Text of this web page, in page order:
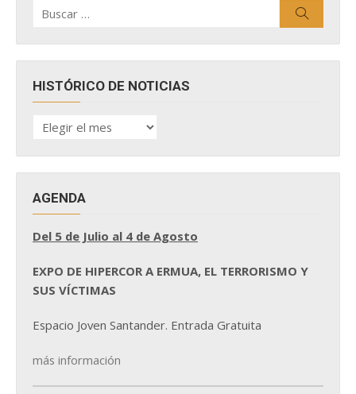
por:
HISTÓRICO DE NOTICIAS
HISTÓRICO
DE
AGENDA
Del 5 de Julio al 4 de Agosto
EXPO DE HIPERCOR A ERMUA, EL TERRORISMO Y
SUS VÍCTIMAS
Espacio Joven Santander. Entrada Gratuita
más información